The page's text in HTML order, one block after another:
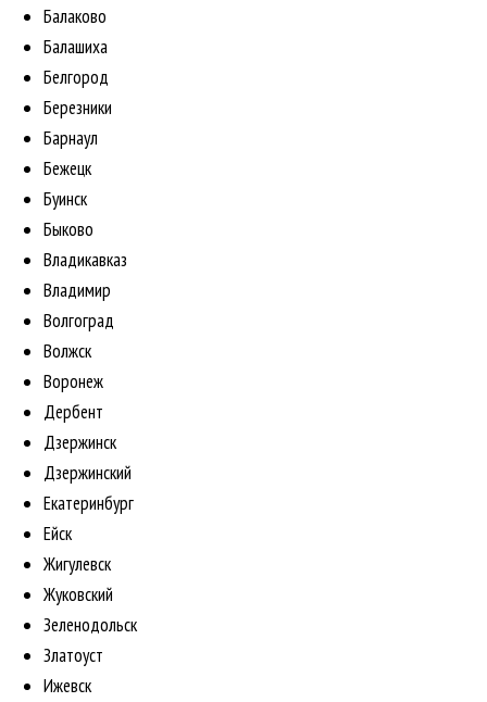
Балаково
Балашиха
Белгород
Березники
Барнаул
Бежецк
Буинск
Быково
Владикавказ
Владимир
Волгоград
Волжск
Воронеж
Дербент
Дзержинск
Дзержинский
Екатеринбург
Ейск
Жигулевск
Жуковский
Зеленодольск
Златоуст
Ижевск